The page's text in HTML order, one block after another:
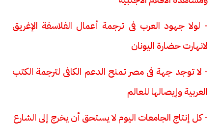
- لولا جهود العرب فى ترجمة أعمال الفلاسفة الإغريق
لانهارت حضارة اليونان
- لا توجد جهة فى مصر تمنح الدعم الكافى لترجمة الكتب
العربية وإيصالها للعالم
- كل إنتاج الجامعات اليوم لا يستحق أن يخرج إلى الشارع